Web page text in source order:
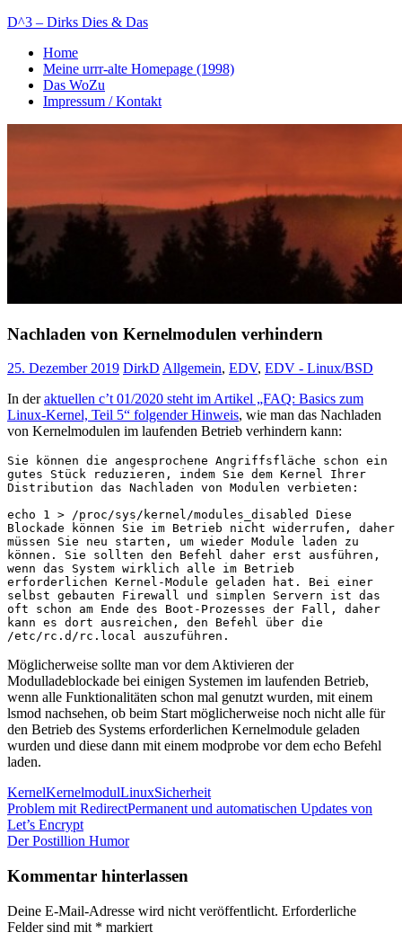
Zum
springen
D^3 – Dirks Dies & Das
Mein
Notizblog
Home
Meine urrr-alte Homepage (1998)
Das WoZu
Impressum / Kontakt
Nachladen von Kernelmodulen verhindern
25. Dezember 2019 DirkD Allgemein, EDV, EDV - Linux/BSD
In deraktuellen c’t 01/2020 steht im Artikel „FAQ: Basics zum
Linux-Kernel, Teil 5“ folgender Hinweis, wie man das Nachladen
von Kernelmodulen im laufenden Betrieb verhindern kann:
Sie können die angesprochene Angriffsfläche schon ein
gutes Stück reduzieren, indem Sie dem Kernel Ihrer
Distribution das Nachladen von Modulen verbieten:
echo 1 > /proc/sys/kernel/modules_disabled
Diese
Blockade können Sie im Betrieb nicht widerrufen, daher
müssen Sie neu starten, um wieder Module laden zu
können. Sie sollten den Befehl daher erst ausführen,
wenn das System wirklich alle im Betrieb
erforderlichen Kernel-Module geladen hat. Bei einer
selbst gebauten Firewall und simplen Servern ist das
oft schon am Ende des Boot-Prozesses der Fall, daher
kann es dort ausreichen, den Befehl über die
/etc/rc.d/rc.local auszuführen.
Möglicherweise sollte man vor dem Aktivieren der
Modulladeblockade bei einigen Systemen im laufenden Betrieb,
wenn alle Funktionalitäten schon mal genutzt wurden, mit einem
lsmod nachsehen, ob beim Start möglicherweise noch nicht alle für
den Betrieb des Systems erforderlichen Kernelmodule geladen
wurden und diese dann mit einem modprobe vor dem echo Befehl
laden.
KernelKernelmodulLinuxSicherheit
Beitragsnavigation
Vorheriger
Beitrag:
Problem mit RedirectPermanent und automatischen Updates von
Let’s Encrypt
Nächster
Der Postillion Humor
Kommentar hinterlassen
Deine E-Mail-Adresse wird nicht veröffentlicht. Erforderliche
Felder sind mit * markiert